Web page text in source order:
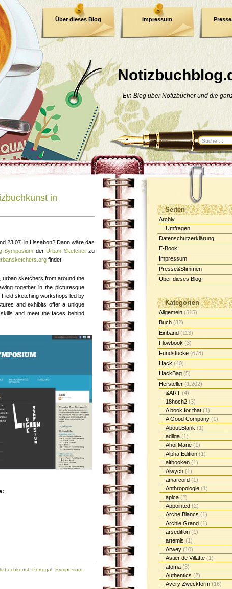
Ein Blog über Notizbücher und die
Über dieses Blog Impressum
Datenschutzerklärung
in
23.07. in Lissabon? Dann wäre das
Symposium der Urban Sketcherzu
findet:
sketchers from around the
together in the picturesque
sketching workshops led by
and exhibits offer a unique
and meet the faces behind
, Portugal, Symposium
Seiten
Archiv
Umfragen
Datenschutzerklärung
E-Book
Impressum
Presse&Stimmen
Über dieses Blog
Kategorien
Allgemein (515)
Buch (32)
Einband (113)
Flowbook (3)
Fundstücke (678)
Hack (40)
HackBag (5)
Hersteller (1.202)
&ART (4)
18hoch2 (3)
A book for that (1)
A Good Company (1)
About:Blank (1)
adliga (1)
Ahoi Marie (1)
Alpha Edition (1)
altbooken (1)
Alwych (1)
amarcord (1)
Anthropologie (1)
apica (2)
Appointed (2)
Arche Blancs (1)
Archie Grand (1)
arsedition (1)
artemis (1)
Arwey (10)
Astier de Villatte (1)
atoma (3)
Authentics (2)
Avery Zweckform (16)